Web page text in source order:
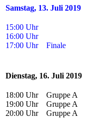
Samstag, 13. Juli 2019
15:00 Uhr
16:00 Uhr
17:00 Uhr
Finale
Dienstag, 16. Juli 2019
18:00 Uhr
19:00 Uhr
20:00 Uhr
Gruppe A
Gruppe A
Gruppe A